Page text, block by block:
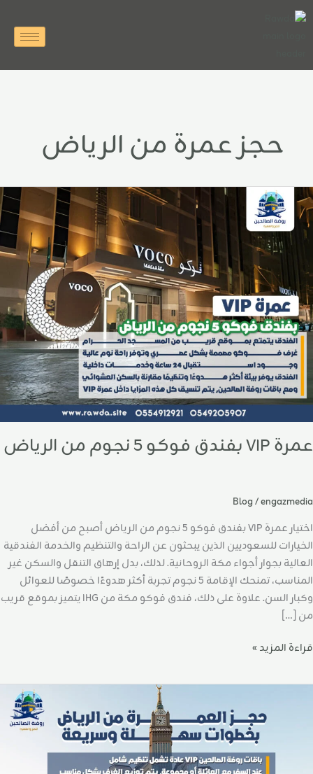
تخطي
إلى
حجز عمرة من الرياض
عمرة VIP بفندق فوكو 5 نجوم من الرياض
Blog/engazmedia
اختيار عمرة VIP بفندق فوكو 5 نجوم من الرياض أصبح من أفضل
الخيارات للسعوديين الذين يبحثون عن الراحة والتنظيم والخدمة الفندقية
العالية بجوار أجواء مكة الروحانية. لذلك، بدل إرهاق التنقل والسكن غير
المناسب، تمنحك الإقامة 5 نجوم تجربة أكثر هدوءًا خصوصًا للعوائل
وكبار السن. علاوة على ذلك، فندق فوكو مكة من IHG يتميز بموقع قريب
من […]
عمرة
VIP
بفندق
فوكو
نجوم
من
الرياض
قراءة المزيد »